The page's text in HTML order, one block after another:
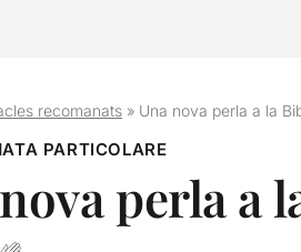
recomanats» Una nova perla a la
PARTICOLARE
perla a